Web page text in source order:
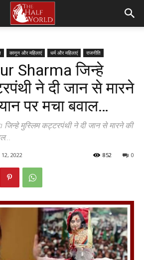
कानून और महिलाएं धर्म और महिलाएं राजनीति
Sharma जिन्हे
ने दी जान से मारने
पर मचा बवाल…
मुस्लिम कट्टरपंथी ने दी जान से मारने की
12, 2022 0
852